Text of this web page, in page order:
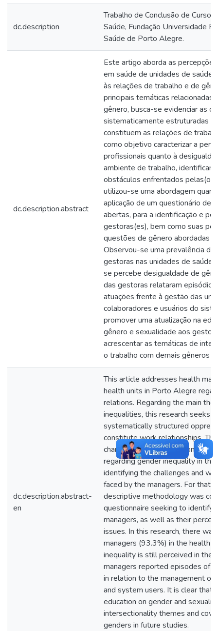
dc.description
Trabalho de Conclusão de Curso
Saúde, Fundação Universidade
Saúde de Porto Alegre.
dc.description.abstract
Este artigo aborda as
em saúde de unidades de
às relações de trabalho e de
principais temáticas relacionadas
gênero, busca-se evidenciar as
sistematicamente estruturadas
constituem as relações de
como objetivo caracterizar a
profissionais quanto à
ambiente de trabalho,
obstáculos enfrentados
utilizou-se uma abordagem
aplicação de um questionário de
abertas, para a identificação e
gestoras(es), bem como suas
questões de gênero abordadas
Observou-se uma prevalência
gestoras nas unidades de saúde
se percebe desigualdade de
das gestoras relataram
atuações frente à gestão das
colaboradores e usuários do
promover uma atualização na
gênero e sexualidade aos
acrescentar as temáticas de
o trabalho com demais gêneros
dc.description.abstract-
en
This article addresses health
health units in Porto Alegre
relations. Regarding the main
inequalities, this research seeks
systematically structured
constitute work relationships.
characterize the perception of
regarding gender inequality in
identifying the challenges and
faced by the managers. For that,
descriptive methodology was
questionnaire seeking to identify
managers, as well as their
issues. In this research, there
managers (93.3%) in the health
inequality is still perceived in the
managers reported episodes of
in relation to the management of
and system users. It is clear that
education on gender and
intersectionality themes and
genders in future studies.